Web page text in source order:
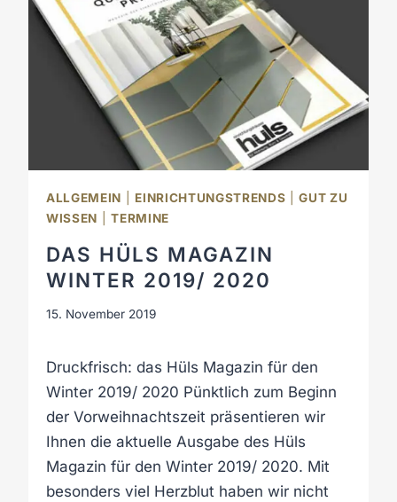
ALLGEMEIN EINRICHTUNGSTRENDS |GUT ZU
WISSEN |TERMINE
DAS HÜLS MAGAZIN
WINTER 2019/ 2020
15. November 2019
Druckfrisch: das Hüls Magazin für den
Winter 2019/ 2020 Pünktlich zum Beginn
der Vorweihnachtszeit präsentieren wir
Ihnen die aktuelle Ausgabe des Hüls
Magazin für den Winter 2019/ 2020. Mit
besonders viel Herzblut haben wir nicht